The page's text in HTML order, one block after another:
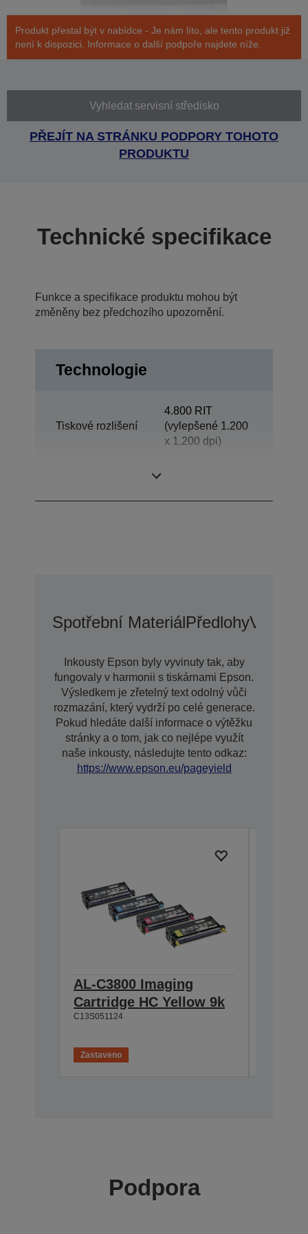
Produkt přestal být v nabídce - Je nám líto, ale tento produkt již
není k dispozici. Informace o další podpoře najdete níže.
Vyhledat servisní středisko
PŘEJÍT NA STRÁNKU PODPORY TOHOTO
PRODUKTU
Technické specifikace
Funkce a specifikace produktu mohou být
změněny bez předchozího upozornění.
Technologie
Tiskové rozlišení
4.800 RIT
(vylepšené 1.200
x 1.200 dpi)
Spotřební MateriálPředlohy
Inkousty Epson byly vyvinuty tak, aby
fungovaly v harmonii s tiskárnami Epson.
Výsledkem je zřetelný text odolný vůči
rozmazání, který vydrží po celé generace.
Pokud hledáte další informace o výtěžku
stránky a o tom, jak co nejlépe využít
naše inkousty, následujte tento odkaz:
https://www.epson.eu/pageyield
AL-C3800 Imaging
Cartridge HC Yellow 9k
C13S051124
Zastaveno
Podpora